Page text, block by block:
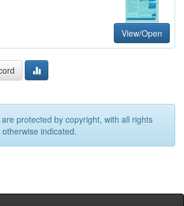
View/Open
protected by copyright, with all rights
indicated.